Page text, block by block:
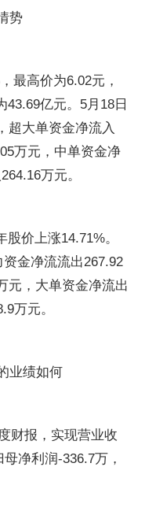
势
最高价为6.02元，
亿元。5月18日
超大单资金净流入
万元，中单资金净
万元。
价上涨14.71%。
金净流流出267.92
元，大单资金净流出
万元。
业绩如何
财报，实现营业收
净利润-336.7万，